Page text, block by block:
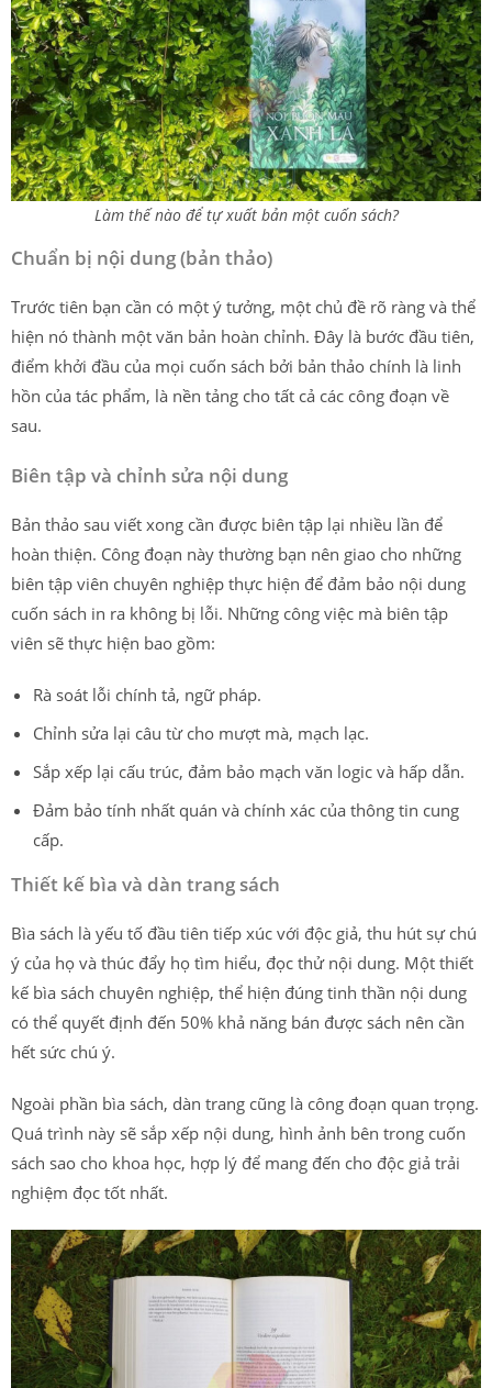
Làm thế nào để tự xuất bản một cuốn sách?
Chuẩn bị nội dung (bản thảo)
Trước tiên bạn cần có một ý tưởng, một chủ đề rõ ràng và thể
hiện nó thành một văn bản hoàn chỉnh. Đây là bước đầu tiên,
điểm khởi đầu của mọi cuốn sách bởi bản thảo chính là linh
hồn của tác phẩm, là nền tảng cho tất cả các công đoạn về
sau.
Biên tập và chỉnh sửa nội dung
Bản thảo sau viết xong cần được biên tập lại nhiều lần để
hoàn thiện. Công đoạn này thường bạn nên giao cho những
biên tập viên chuyên nghiệp thực hiện để đảm bảo nội dung
cuốn sách in ra không bị lỗi. Những công việc mà biên tập
viên sẽ thực hiện bao gồm:
Rà soát lỗi chính tả, ngữ pháp.
Chỉnh sửa lại câu từ cho mượt mà, mạch lạc.
Sắp xếp lại cấu trúc, đảm bảo mạch văn logic và hấp dẫn.
Đảm bảo tính nhất quán và chính xác của thông tin cung
cấp.
Thiết kế bìa và dàn trang sách
Bìa sách là yếu tố đầu tiên tiếp xúc với độc giả, thu hút sự chú
ý của họ và thúc đẩy họ tìm hiểu, đọc thử nội dung. Một thiết
kế bìa sách chuyên nghiệp, thể hiện đúng tinh thần nội dung
có thể quyết định đến 50% khả năng bán được sách nên cần
hết sức chú ý.
Ngoài phần bìa sách, dàn trang cũng là công đoạn quan trọng.
Quá trình này sẽ sắp xếp nội dung, hình ảnh bên trong cuốn
sách sao cho khoa học, hợp lý để mang đến cho độc giả trải
nghiệm đọc tốt nhất.